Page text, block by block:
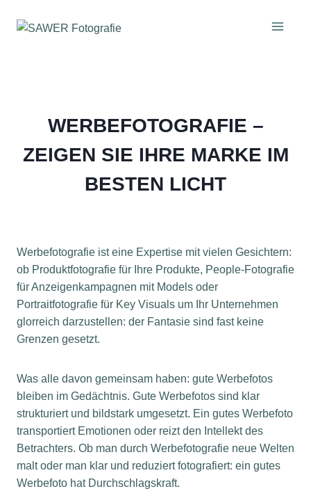
Inhalt
WERBEFOTOGRAFIE –
ZEIGEN SIE IHRE MARKE IM
BESTEN LICHT
Werbefotografie ist eine Expertise mit vielen Gesichtern:
ob Produktfotografie für Ihre Produkte, People-Fotografie
für Anzeigenkampagnen mit Models oder
Portraitfotografie für Key Visuals um Ihr Unternehmen
glorreich darzustellen: der Fantasie sind fast keine
Grenzen gesetzt.
Was alle davon gemeinsam haben: gute Werbefotos
bleiben im Gedächtnis. Gute Werbefotos sind klar
strukturiert und bildstark umgesetzt. Ein gutes Werbefoto
transportiert Emotionen oder reizt den Intellekt des
Betrachters. Ob man durch Werbefotografie neue Welten
malt oder man klar und reduziert fotografiert: ein gutes
Werbefoto hat Durchschlagskraft.